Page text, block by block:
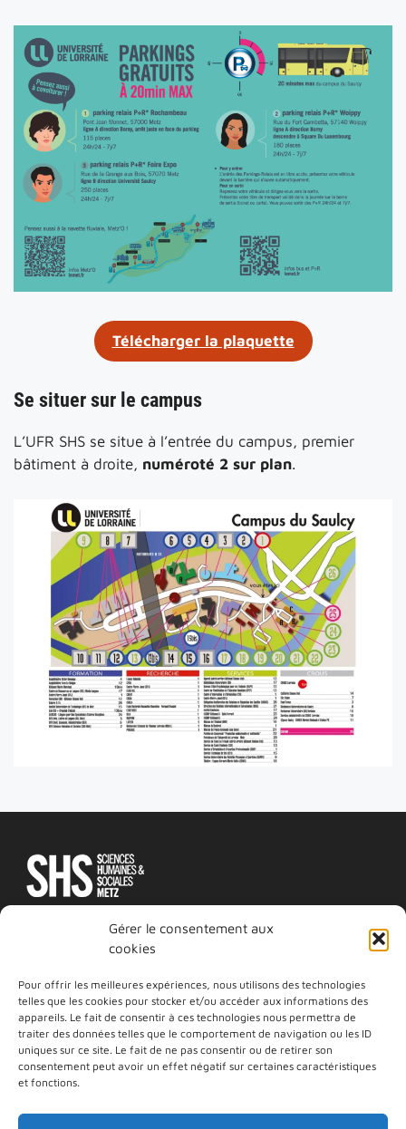
Gérer le consentement aux
cookies
Pour offrir les meilleures expériences, nous utilisons des technologies
telles que les cookies pour stocker et/ou accéder aux informations des
appareils. Le fait de consentir à ces technologies nous permettra de
traiter des données telles que le comportement de navigation ou les ID
uniques sur ce site. Le fait de ne pas consentir ou de retirer son
consentement peut avoir un effet négatif sur certaines caractéristiques
et fonctions.
Télécharger la plaquette
Se situer sur le campus
L’UFR SHS se situe à l’entrée du campus, premier
bâtiment à droite, numéroté 2 sur plan.
03 72 74 82 00
RESTONS EN CONTACT
E-mailLinkedIn
Instagram
Une unité de formation et de recherche de